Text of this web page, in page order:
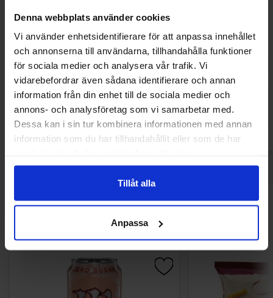
Denna webbplats använder cookies
Vi använder enhetsidentifierare för att anpassa innehållet
och annonserna till användarna, tillhandahålla funktioner
för sociala medier och analysera vår trafik. Vi
vidarebefordrar även sådana identifierare och annan
information från din enhet till de sociala medier och
annons- och analysföretag som vi samarbetar med.
Dessa kan i sin tur kombinera informationen med annan
information som du har tillhandahållit eller som de har
Tillåt alla
Anpassa
Lantchips Chips Salt & Vinäger 200g
28.30 kr
Köp
Svenska Lantchips
28.30 kr
Andra gillade